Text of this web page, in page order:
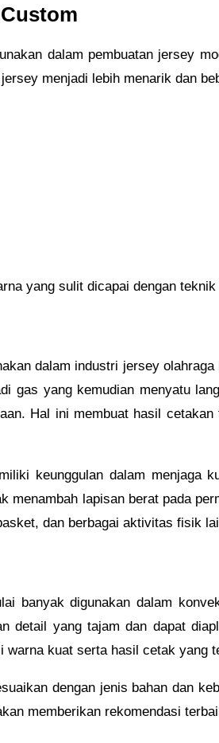
dalam pembuatan jersey
menjadi lebih menarik dan
yang sulit dicapai dengan
dalam industri jersey
gas yang kemudian menyatu
Hal ini membuat hasil
keunggulan dalam menjaga
lapisan berat pada
dan berbagai aktivitas fisik
banyak digunakan dalam
detail yang tajam dan dapat
kuat serta hasil cetak yang
dengan jenis bahan dan
memberikan rekomendasi